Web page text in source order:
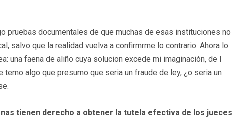
pruebas documentales de que muchas de esas instituciones no
salvo que la realidad vuelva a confirmrme lo contrario. Ahora lo
una faena de aliño cuya solucion excede mi imaginación, de l
algo que presumo que seria un fraude de ley, ¿o seria un
tienen derecho a obtener la tutela efectiva de los jueces